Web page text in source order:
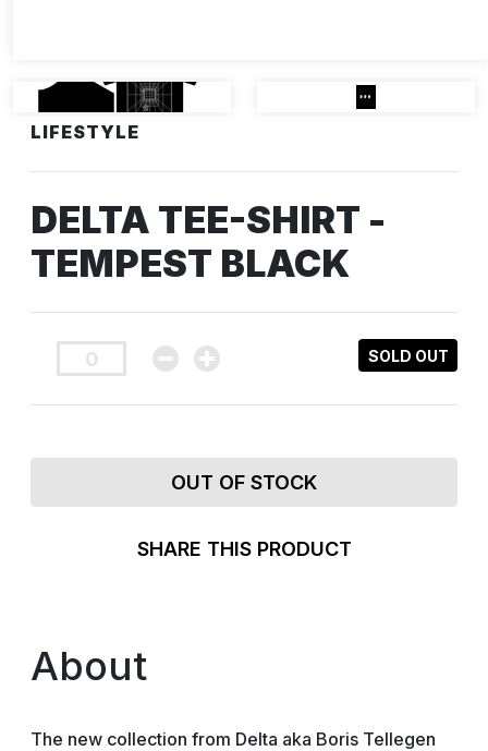
LIFESTYLE
DELTA TEE-SHIRT -
TEMPEST BLACK
SOLD OUT
OUT OF STOCK
SHARE THIS PRODUCT
About
The new collection from Delta aka Boris Tellegen